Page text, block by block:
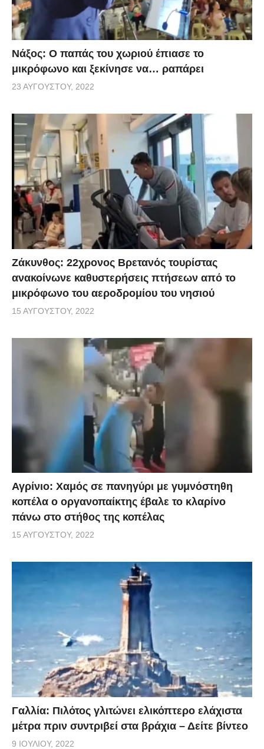
Νάξος: Ο παπάς του χωριού έπιασε το
μικρόφωνο και ξεκίνησε να… ραπάρει
23 ΑΥΓΟΎΣΤΟΥ, 2022
Ζάκυνθος: 22χρονος Βρετανός τουρίστας
ανακοίνωνε καθυστερήσεις πτήσεων από το
μικρόφωνο του αεροδρομίου του νησιού
15 ΑΥΓΟΎΣΤΟΥ, 2022
Αγρίνιο: Χαμός σε πανηγύρι με γυμνόστηθη
κοπέλα ο οργανοπαίκτης έβαλε το κλαρίνο
πάνω στο στήθος της κοπέλας
15 ΑΥΓΟΎΣΤΟΥ, 2022
Γαλλία: Πιλότος γλιτώνει ελικόπτερο ελάχιστα
μέτρα πριν συντριβεί στα βράχια – Δείτε βίντεο
9 ΙΟΥΛΊΟΥ, 2022